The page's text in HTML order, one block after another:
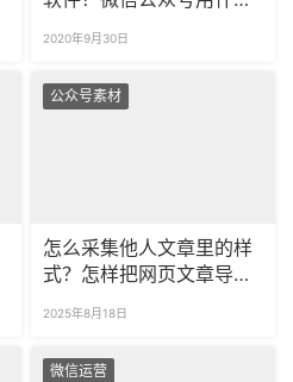
2020年9月30日
公众号素材
怎么采集他人文章里的样
式？怎样把网页文章导入
2025年8月18日
微信运营